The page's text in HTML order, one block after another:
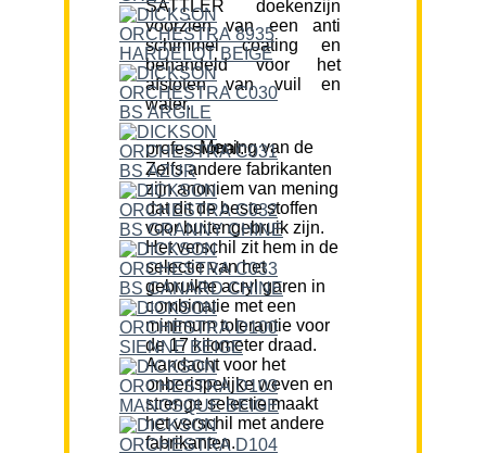
SATTLER doekenzijn
voorzien van een anti
schimmel coating en
behandeld voor het
afstoten van vuil en
water.
Mening van de professional:
Zelfs andere fabrikanten
zijn anoniem van mening
dat dit de beste stoffen
voor buitengebruik zijn.
Het verschil zit hem in de
selectie van het
gebruikte acryl garen in
combinatie met een
minimum tolerantie voor
de 17 kilometer draad.
Aandacht voor het
onberispelijke weven en
strenge selectie maakt
het verschil met andere
fabrikanten.